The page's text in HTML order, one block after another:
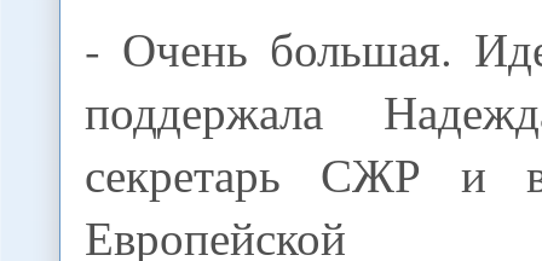
- Очень большая.
поддержала
секретарь СЖР и
Европейской